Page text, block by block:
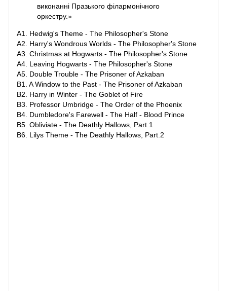
виконанні Празького філармонічного
оркестру.»
A1. Hedwig's Theme - The Philosopher's Stone
A2. Harry's Wondrous Worlds - The Philosopher's Stone
A3. Christmas at Hogwarts - The Philosopher's Stone
A4. Leaving Hogwarts - The Philosopher's Stone
A5. Double Trouble - The Prisoner of Azkaban
B1. A Window to the Past - The Prisoner of Azkaban
B2. Harry in Winter - The Goblet of Fire
B3. Professor Umbridge - The Order of the Phoenix
B4. Dumbledore's Farewell - The Half - Blood Prince
B5. Obliviate - The Deathly Hallows, Part.1
B6. Lilys Theme - The Deathly Hallows, Part.2